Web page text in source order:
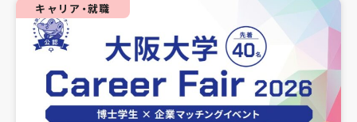
キャリア・就職